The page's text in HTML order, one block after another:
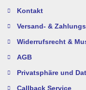
Kontakt
Versand- &
Widerrufsrecht &
AGB
Privatsphäre und
Callback Service